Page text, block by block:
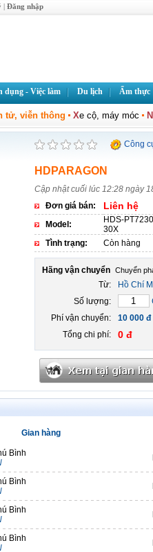
| Đăng nhập
dụng - Việc làm Du lịch Ẩm thực
tử, viễn thông Xe cộ, máy móc N
Công
HDPARAGON
Cập nhật cuối lúc 12:28 ngày
Đơn giá bán:
Liên hệ
Model:
HDS-
30X
Tình trạng:
Còn hàng
Hãng vận chuyển
Từ:
Hồ Chí
Số lượng:
Phí vận chuyển:
10 000 đ
Tổng chi phí:
0 đ
Gian hàng
Bình
Bình
Bình
Bình